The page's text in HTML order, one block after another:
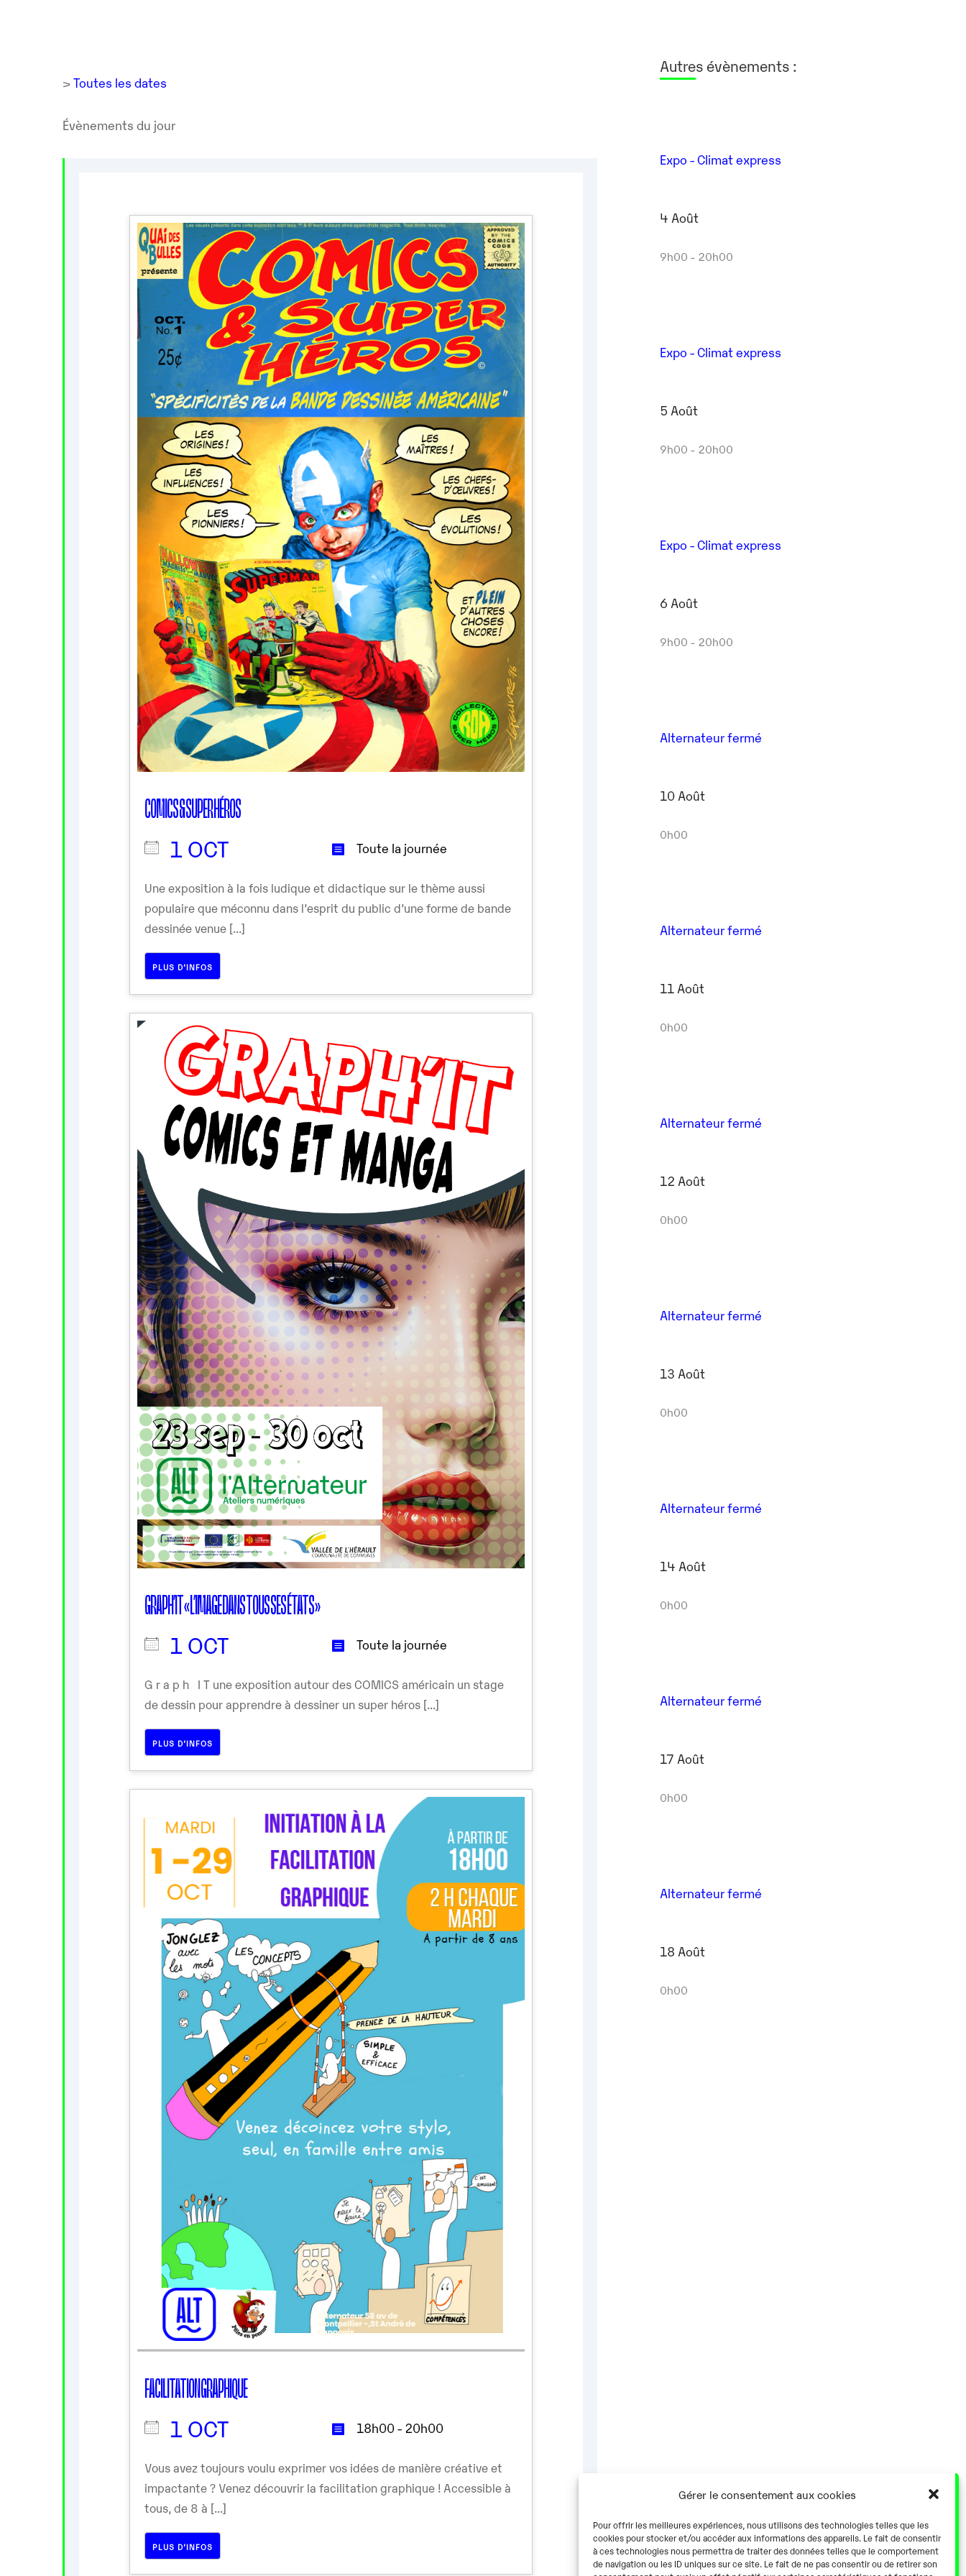
Gérer le consentement aux cookies
Pour offrir les meilleures expériences, nous utilisons des technologies telles que les
cookies pour stocker et/ou accéder aux informations des appareils. Le fait de consentir
à ces technologies nous permettra de traiter des données telles que le comportement
de navigation ou les ID uniques sur ce site. Le fait de ne pas consentir ou de retirer son
> Toutes les dates
Évènements du jour
COMICS & SUPER HÉROS
1 OCT Toute la journée
Une exposition à la fois ludique et didactique sur le thème aussi
populaire que méconnu dans l’esprit du public d’une forme de bande
dessinée venue [...]
PLUS D’INFOS
GRAPH’IT « L’IMAGE DANS TOUS SES ÉTATS »
1 OCT Toute la journée
G r a p h I T une exposition autour des COMICS américain un stage
de dessin pour apprendre à dessiner un super héros [...]
PLUS D’INFOS
FACILITATION GRAPHIQUE
1 OCT 18h00 - 20h00
Vous avez toujours voulu exprimer vos idées de manière créative et
impactante ? Venez découvrir la facilitation graphique ! Accessible à
tous, de 8 à [...]
PLUS D’INFOS
Autres évènements :
Expo - Climat express
4 Août
9h00 - 20h00
Expo - Climat express
5 Août
9h00 - 20h00
Expo - Climat express
6 Août
9h00 - 20h00
Alternateur fermé
10 Août
0h00
Alternateur fermé
11 Août
0h00
Alternateur fermé
12 Août
0h00
Alternateur fermé
13 Août
0h00
Alternateur fermé
14 Août
0h00
Alternateur fermé
17 Août
0h00
Alternateur fermé
18 Août
0h00